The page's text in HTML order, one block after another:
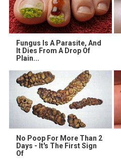
Fungus Is A Parasite, And
It Dies From A Drop Of
Plain...
No Poop For More Than 2
Days - It's The First Sign
Of